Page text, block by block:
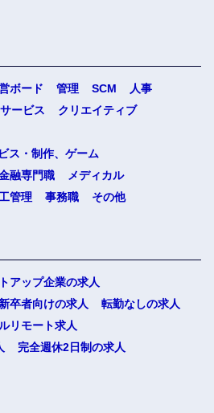
ボード 管理 SCM
人事
サービス
クリエイティブ
ス・制作、ゲーム
融専門職
メディカル
管理 事務職 その他
アップ企業の求人
卒者向けの求人
転勤なしの求人
リモート求人
完全週休2日制の求人